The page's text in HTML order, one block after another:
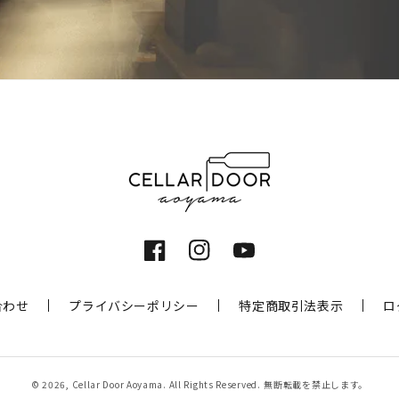
FacebookInstagramYouTube
せ プライバシーポリシー 特定商取引法表示
© 2026, Cellar Door Aoyama . All Rights Reserved. 無断転載を禁止します。